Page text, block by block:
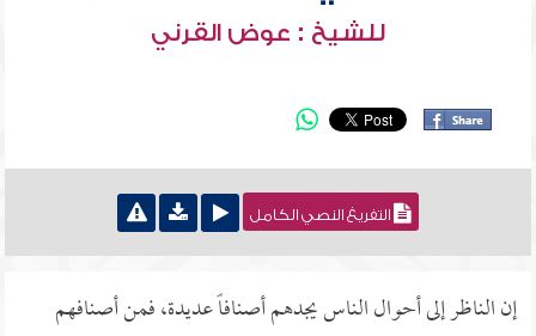
للشيخ : عوض القرني
التفريغ النصي الكامل
إن الناظر إلى أحوال الناس يجدهم أصنافاً عديدة، فمن أصنافهم